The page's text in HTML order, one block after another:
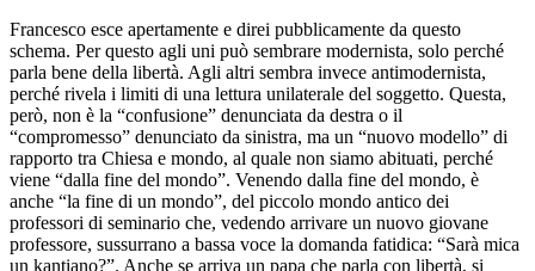
Francesco esce apertamente e direi pubblicamente da questo
schema. Per questo agli uni può sembrare modernista, solo perché
parla bene della libertà. Agli altri sembra invece antimodernista,
perché rivela i limiti di una lettura unilaterale del soggetto. Questa,
però, non è la “confusione” denunciata da destra o il
“compromesso” denunciato da sinistra, ma un “nuovo modello” di
rapporto tra Chiesa e mondo, al quale non siamo abituati, perché
viene “dalla fine del mondo”. Venendo dalla fine del mondo, è
anche “la fine di un mondo”, del piccolo mondo antico dei
professori di seminario che, vedendo arrivare un nuovo giovane
professore, sussurrano a bassa voce la domanda fatidica: “Sarà mica
un kantiano?”. Anche se arriva un papa che parla con libertà, si